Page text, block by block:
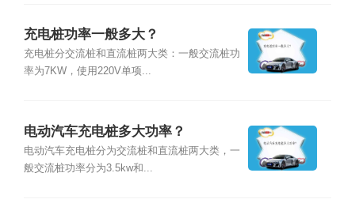
充电桩功率一般多大？
充电桩分交流桩和直流桩两大类：一般交流桩功
率为7KW，使用220V单项...
电动汽车充电桩多大功率？
电动汽车充电桩分为交流桩和直流桩两大类，一
般交流桩功率分为3.5kw和...